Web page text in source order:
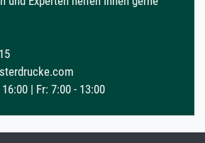
| Fr: 7:00 - 13:00